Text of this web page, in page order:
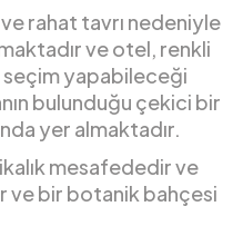
rahat tavrı nedeniyle
ve otel, renkli
seçim yapabileceği
bulunduğu çekici bir
yer almaktadır.
mesafededir ve
ve bir botanik bahçesi